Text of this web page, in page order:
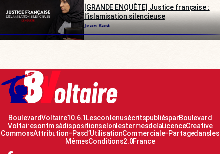
[GRANDE ENQUÊTE] Justice française :
l’islamisation silencieuse
Jean Kast
Boulevard Voltaire 10.6.1 Les contenus écrits publiés par Boulevard
Voltaire sont mis à disposition selon les termes de la Licence Creative
Commons Attribution – Pas d’Utilisation Commerciale – Partage dans les
Mêmes Conditions 2.0 France